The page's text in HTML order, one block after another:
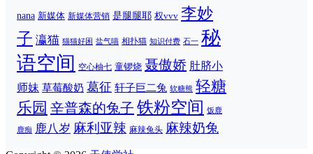
nana 新媒体 新媒体营销 是腿腿耶 权vvv 李妙
子 瀛猫 猫猫好困 盐气喵 相扑猫 知识付费 石一 秘
语空间
空心柚七 童锣烧 聂傲娇 肚脐小
师妹 草莓酸奶 葛征 轩子巨二兔 软糖熊 轻糖
乐园 辛普森的兔子 铁粉空间 饭鹿
鹿痴 鹿八岁 麻利亚辣 麻辣兔头 麻辣奶兔